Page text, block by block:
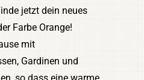
jetzt dein neues
Farbe Orange!
mit
Gardinen und
so dass eine warme